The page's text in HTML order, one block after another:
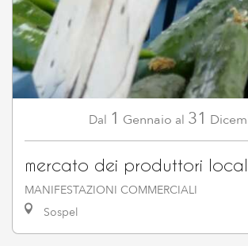
Dal 1 Gennaio al 31
mercato dei produttori
MANIFESTAZIONI COMMERCIALI
Sospel